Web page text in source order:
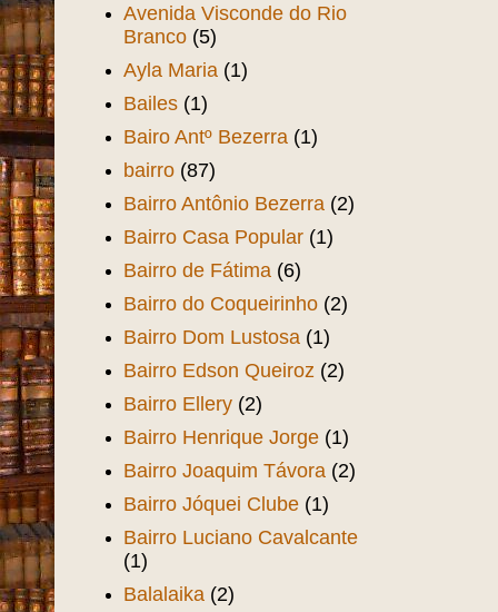
Avenida Visconde do Rio
Branco (5)
Ayla Maria (1)
Bailes (1)
Bairo Antº Bezerra (1)
bairro (87)
Bairro Antônio Bezerra (2)
Bairro Casa Popular (1)
Bairro de Fátima (6)
Bairro do Coqueirinho (2)
Bairro Dom Lustosa (1)
Bairro Edson Queiroz (2)
Bairro Ellery (2)
Bairro Henrique Jorge (1)
Bairro Joaquim Távora (2)
Bairro Jóquei Clube (1)
Bairro Luciano Cavalcante
(1)
Balalaika (2)